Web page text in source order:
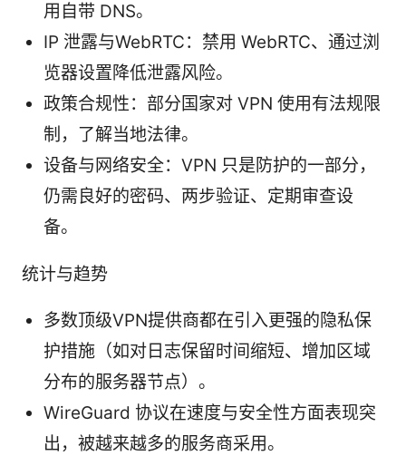
用自带 DNS。
IP 泄露与WebRTC：禁用 WebRTC、通过浏
览器设置降低泄露风险。
政策合规性：部分国家对 VPN 使用有法规限
制，了解当地法律。
设备与网络安全：VPN 只是防护的一部分，
仍需良好的密码、两步验证、定期审查设
备。
统计与趋势
多数顶级VPN提供商都在引入更强的隐私保
护措施（如对日志保留时间缩短、增加区域
分布的服务器节点）。
WireGuard 协议在速度与安全性方面表现突
出，被越来越多的服务商采用。